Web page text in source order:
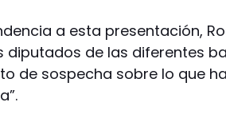
a esta presentación,
diputados de las diferentes
de sospecha sobre lo que